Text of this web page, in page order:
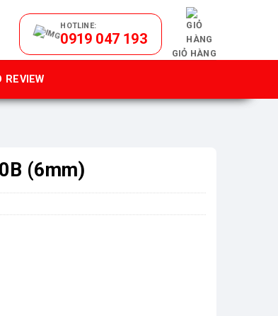
HOTLINE:
0919 047 193
GIỎ HÀNG
REVIEW
(6mm)